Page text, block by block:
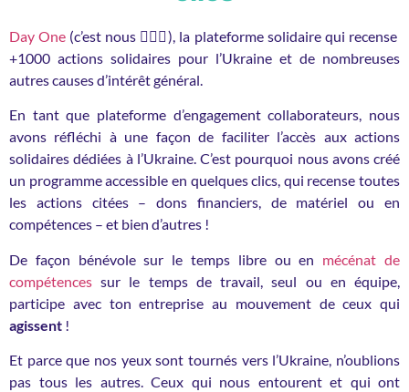
Day One (c’est nous 🙋🏻‍♀️), la plateforme solidaire qui recense
+1000 actions solidaires pour l’Ukraine et de nombreuses
autres causes d’intérêt général.
En tant que plateforme d’engagement collaborateurs, nous
avons réfléchi à une façon de faciliter l’accès aux actions
solidaires dédiées à l’Ukraine. C’est pourquoi nous avons créé
un programme accessible en quelques clics, qui recense toutes
les actions citées – dons financiers, de matériel ou en
compétences – et bien d’autres !
De façon bénévole sur le temps libre ou en mécénat de
compétences sur le temps de travail, seul ou en équipe,
participe avec ton entreprise au mouvement de ceux qui
agissent !
Et parce que nos yeux sont tournés vers l’Ukraine, n’oublions
pas tous les autres. Ceux qui nous entourent et qui ont